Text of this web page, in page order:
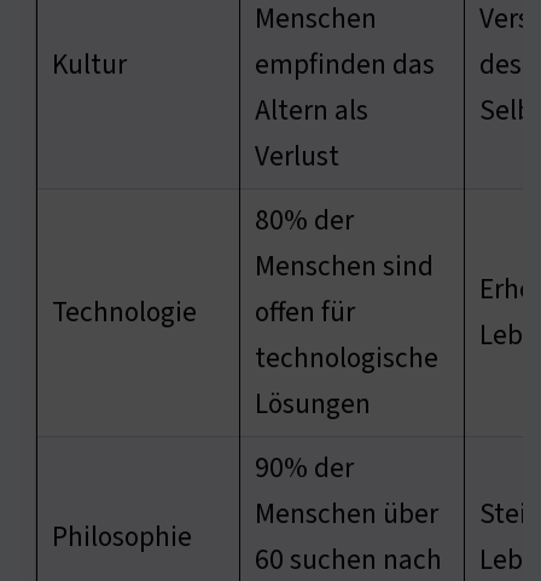
Kultur
Menschen
empfinden das
Altern als
Verlust
des
Technologie
80% der
Menschen sind
offen für
technologische
Lösungen
Philosophie
90% der
Menschen über
60 suchen nach